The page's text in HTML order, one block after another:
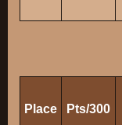
Place Pts/300